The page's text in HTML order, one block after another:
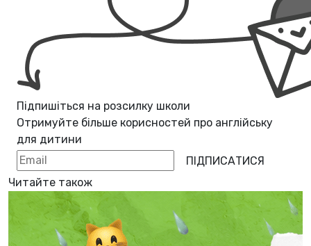
Підпишіться на розсилку школи
Отримуйте більше корисностей про англійську
для дитини
ПІДПИСАТИСЯ
Читайте також